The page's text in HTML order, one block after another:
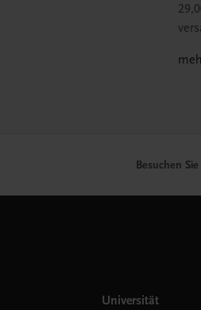
Besuchen
Universität